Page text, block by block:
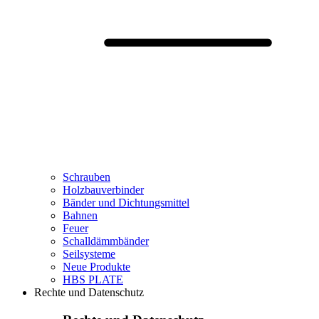
Schrauben
Holzbauverbinder
Bänder und Dichtungsmittel
Bahnen
Feuer
Schalldämmbänder
Seilsysteme
Neue Produkte
HBS PLATE
Rechte und Datenschutz